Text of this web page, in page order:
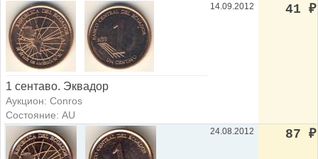
1 сентаво. Эквадор
Аукцион: Conros
Состояние: AU
14.09.2012 41 ₽
24.08.2012 87 ₽